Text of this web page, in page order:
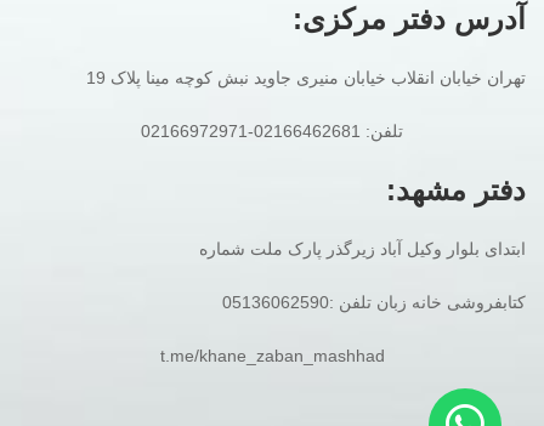
آدرس دفتر مرکزی:
تهران خیابان انقلاب خیابان منیری جاوید نبش کوچه مینا پلاک 19
تلفن: 02166462681-02166972971
دفتر مشهد:
ابتدای بلوار وکیل آباد زیرگذر پارک ملت شماره
کتابفروشی خانه زبان تلفن :05136062590
t.me/khane_zaban_mashhad